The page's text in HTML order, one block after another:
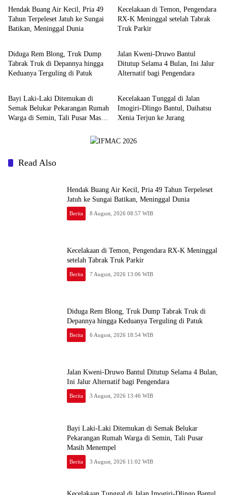
Hendak Buang Air Kecil, Pria 49
Tahun Terpeleset Jatuh ke Sungai
Batikan, Meninggal Dunia
Kecelakaan di Temon, Pengendara
RX-K Meninggal setelah Tabrak
Truk Parkir
Berita
Diduga Rem Blong, Truk Dump
Tabrak Truk di Depannya hingga
Keduanya Terguling di Patuk
Berita
Jalan Kweni-Druwo Bantul
Ditutup Selama 4 Bulan, Ini Jalur
Alternatif bagi Pengendara
Berita
Bayi Laki-Laki Ditemukan di
Semak Belukar Pekarangan Rumah
Warga di Semin, Tali Pusar Masih
Berita
Kecelakaan Tunggal di Jalan
Imogiri-Dlingo Bantul, Daihatsu
Xenia Terjun ke Jurang
Read Also
Hendak Buang Air Kecil, Pria 49 Tahun Terpeleset
Jatuh ke Sungai Batikan, Meninggal Dunia
Berita 8 August, 2026 08:57 WIB
Kecelakaan di Temon, Pengendara RX-K Meninggal
setelah Tabrak Truk Parkir
Berita 7 August, 2026 13:06 WIB
Diduga Rem Blong, Truk Dump Tabrak Truk di
Depannya hingga Keduanya Terguling di Patuk
Berita 6 August, 2026 18:54 WIB
Jalan Kweni-Druwo Bantul Ditutup Selama 4 Bulan,
Ini Jalur Alternatif bagi Pengendara
Berita 3 August, 2026 13:46 WIB
Bayi Laki-Laki Ditemukan di Semak Belukar
Pekarangan Rumah Warga di Semin, Tali Pusar
Masih Menempel
Berita 3 August, 2026 11:02 WIB